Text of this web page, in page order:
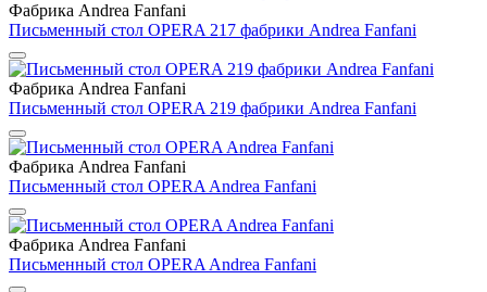
Фабрика Andrea Fanfani
Письменный стол OPERA 217 фабрики Andrea Fanfani
Фабрика Andrea Fanfani
Письменный стол OPERA 219 фабрики Andrea Fanfani
Фабрика Andrea Fanfani
Письменный стол OPERA Andrea Fanfani
Фабрика Andrea Fanfani
Письменный стол OPERA Andrea Fanfani